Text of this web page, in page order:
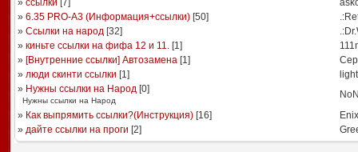
» ссылки 7
» 6.35 PRO-A3 (Информация+ссылки)[50]
» Ссылки на народ[32]
» киньте ссылки на фифа 12 и 11.[1]
» [Внутренние ссылки] Автозамена[1]
» люди скинти ссылки [1]
» Нужны ссылки на Народ[0]
Нужны ссылки на Народ
» Как выпрямить ссылки?(Инструкция)[16]
Enix
» дайте ссылки на проги [2]